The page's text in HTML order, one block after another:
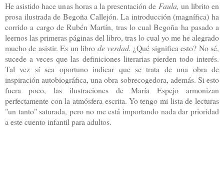
He asistido hace unas horas a la presentación de Faula, un librito en
prosa ilustrada de Begoña Callejón. La introducción (magnífica) ha
corrido a cargo de Rubén Martín, tras lo cual Begoña ha pasado a
leernos las primeras páginas del libro, tras lo cual yo me he alegrado
mucho de asistir. Es un libro de verdad. ¿Qué significa esto? No sé,
sucede a veces que las definiciones literarias pierden todo interés.
Tal vez sí sea oportuno indicar que se trata de una obra de
inspiración autobiográfica, una obra sobrecogedora, además. Si esto
fuera poco, las ilustraciones de María Espejo armonizan
perfectamente con la atmósfera escrita. Yo tengo mi lista de lecturas
"un tanto" saturada, pero no me está importando nada dar prioridad
a este cuento infantil para adultos.